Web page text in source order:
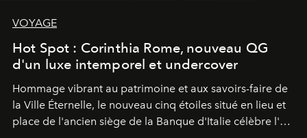
VOYAGE
Hot Spot : Corinthia Rome, nouveau QG
d'un luxe intemporel et undercover
Hommage vibrant au patrimoine et aux savoirs-faire de
la Ville Éternelle, le nouveau cinq étoiles situé en lieu et
place de l'ancien siège de la Banque d'Italie célèbre l'art